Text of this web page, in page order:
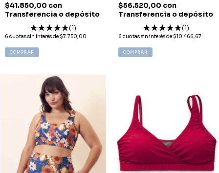
$41.850,00 con
Transferencia o depósito
(1)
6 cuotas sin interés de $7.750,00
COMPRAR
$56.520,00 con
Transferencia o depósito
(1)
6 cuotas sin interés de $10.466,67
COMPRAR